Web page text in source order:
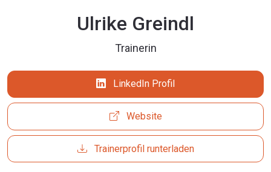
Ulrike Greindl
Trainerin
LinkedIn Profil
Website
Trainerprofil runterladen